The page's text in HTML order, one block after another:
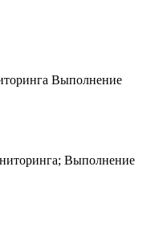
Выполнение
Выполнение